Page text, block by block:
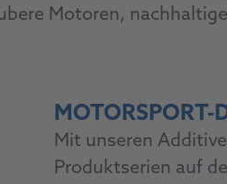
Motoren,
MOTORSPORT-
Mit unseren
Produktserien auf